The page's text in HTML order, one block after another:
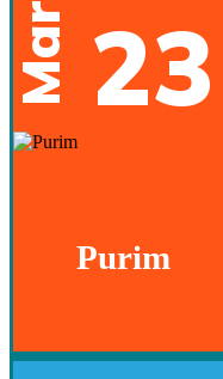
Mar 23
Purim